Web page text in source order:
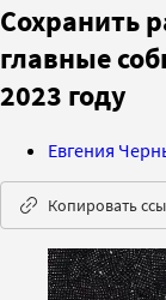
Сохранить
главные
2023 году
Евгения
Копировать